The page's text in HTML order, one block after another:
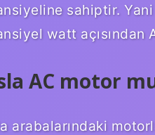
sahiptir. Yani
watt açısından
AC motor
arabalarındaki